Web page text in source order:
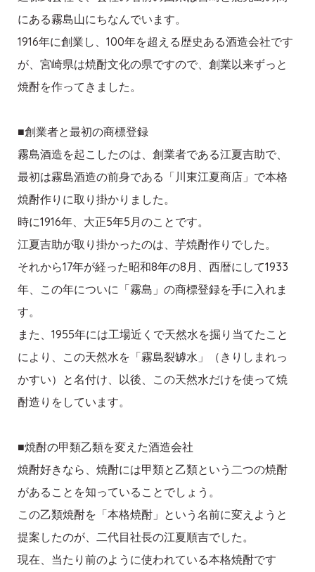
にある霧島山にちなんでいます。
1916年に創業し、100年を超える歴史ある酒造会社です
が、宮崎県は焼酎文化の県ですので、創業以来ずっと
焼酎を作ってきました。
■創業者と最初の商標登録
霧島酒造を起こしたのは、創業者である江夏吉助で、
最初は霧島酒造の前身である「川東江夏商店」で本格
焼酎作りに取り掛かりました。
時に1916年、大正5年5月のことです。
江夏吉助が取り掛かったのは、芋焼酎作りでした。
それから17年が経った昭和8年の8月、西暦にして1933
年、この年についに「霧島」の商標登録を手に入れま
す。
また、1955年には工場近くで天然水を掘り当てたこと
により、この天然水を「霧島裂罅水」（きりしまれっ
かすい）と名付け、以後、この天然水だけを使って焼
酎造りをしています。
■焼酎の甲類乙類を変えた酒造会社
焼酎好きなら、焼酎には甲類と乙類という二つの焼酎
があることを知っていることでしょう。
この乙類焼酎を「本格焼酎」という名前に変えようと
提案したのが、二代目社長の江夏順吉でした。
現在、当たり前のように使われている本格焼酎です